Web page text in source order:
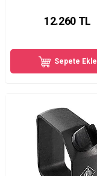
12.260TL
Sepete Ekle